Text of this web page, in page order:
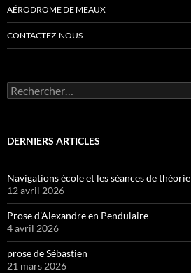
AÉRODROME DE MEAUX
CONTACTEZ-NOUS
Rechercher :
DERNIERS ARTICLES
Navigations école et les séances de théorie
12 avril 2026
Prose d’Alexandre en Pendulaire
4 avril 2026
prose de Sébastien
21 mars 2026